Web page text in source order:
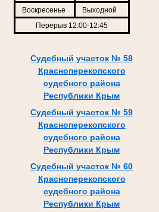
Воскресенье
Выходной
Перерыв 12:00-12:45
Судебный участок № 58
Красноперекопского
судебного района
Республики Крым
Судебный участок № 59
Красноперекопского
судебного района
Республики Крым
Судебный участок № 60
Красноперекопского
судебного района
Республики Крым